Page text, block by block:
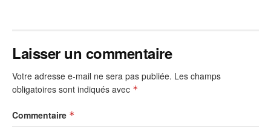
Laisser un commentaire
Votre adresse e-mail ne sera pas publiée. Les champs
obligatoires sont indiqués avec *
Commentaire *